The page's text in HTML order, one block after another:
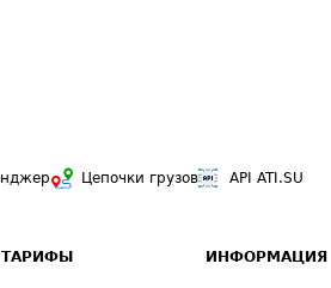
Цепочки грузов API ATI.SU
ИНФОРМАЦИЯ